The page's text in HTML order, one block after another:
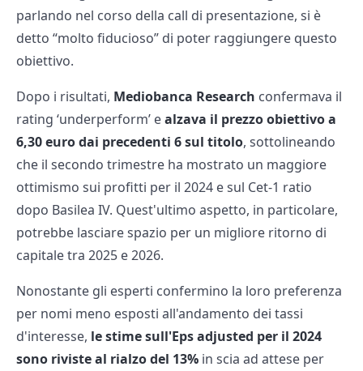
parlando nel corso della call di presentazione, si è
detto “molto fiducioso” di poter raggiungere questo
obiettivo.
Dopo i risultati, Mediobanca Research confermava il
rating ‘underperform’ ealzava il prezzo obiettivo a
6,30 euro dai precedenti 6 sul titolo, sottolineando
che il secondo trimestre ha mostrato un maggiore
ottimismo sui profitti per il 2024 e sul Cet-1 ratio
dopo Basilea IV. Quest'ultimo aspetto, in particolare,
potrebbe lasciare spazio per un migliore ritorno di
capitale tra 2025 e 2026.
Nonostante gli esperti confermino la loro preferenza
per nomi meno esposti all'andamento dei tassi
d'interesse, le stime sull'Eps adjusted per il 2024
sono riviste al rialzo del 13% in scia ad attese per